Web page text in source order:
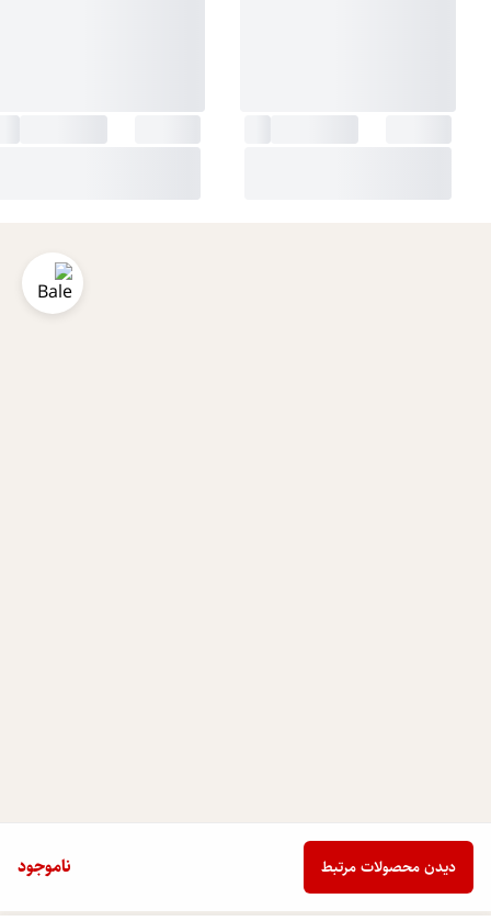
ناموجود دیدن محصولات مرتبط